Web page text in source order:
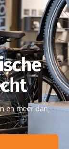
en meer dan